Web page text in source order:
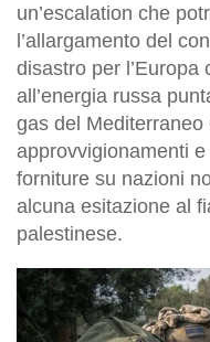
un’escalation che
l’allargamento del
disastro per
all’energia russa
gas del
approvvigionamenti
forniture su nazioni
alcuna esitazione al
palestinese.